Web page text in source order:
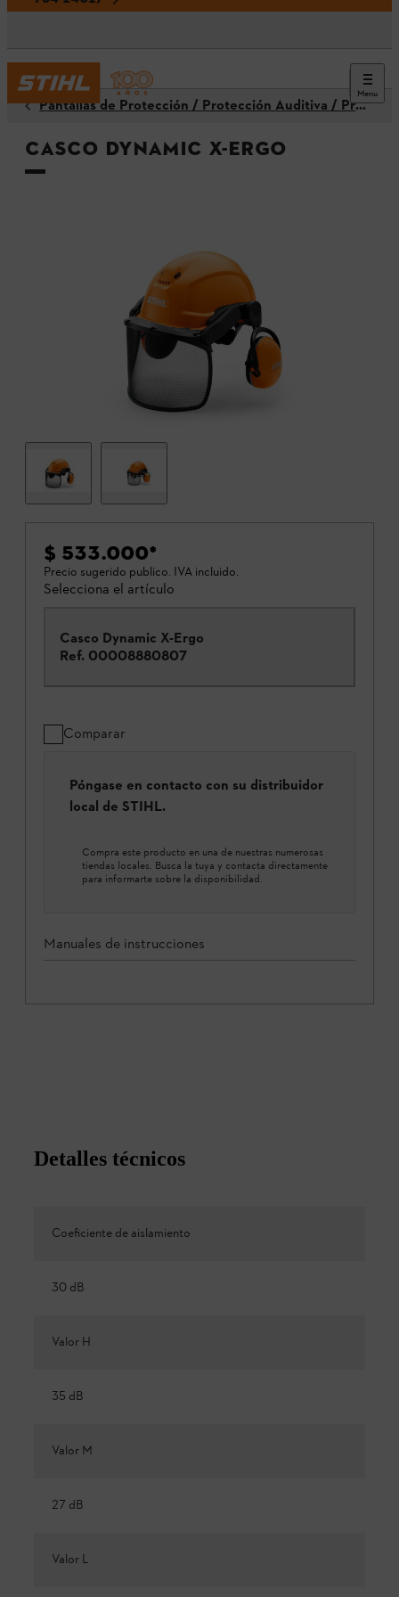
Menu
Pantallas de Protección / Protección Auditiva / Protectores para la Cabeza / Cascos
Casco Dynamic X-Ergo
$ 533.000*
Precio sugerido publico. IVA incluido.
Selecciona el artículo
Casco Dynamic X-Ergo
Ref. 00008880807
Comparar
Póngase en contacto con su distribuidor
local de STIHL.
Compra este producto en una de nuestras numerosas
tiendas locales. Busca la tuya y contacta directamente
para informarte sobre la disponibilidad.
Manuales de instrucciones
Detalles técnicos
Coeficiente de aislamiento
30 dB
Valor H
35 dB
Valor M
27 dB
Valor L